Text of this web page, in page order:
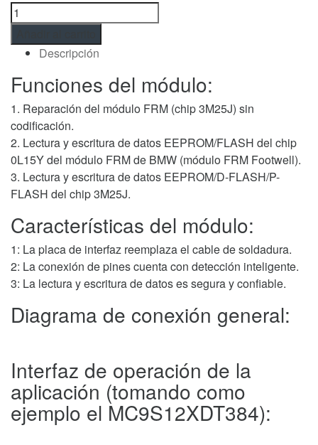
Módulo
ACDP-
208
Módulo
FRM
cantidad
Descripción
Funciones del módulo:
1. Reparación del módulo FRM (chip 3M25J) sin
codificación.
2. Lectura y escritura de datos EEPROM/FLASH del chip
0L15Y del módulo FRM de BMW (módulo FRM Footwell).
3. Lectura y escritura de datos EEPROM/D-FLASH/P-
FLASH del chip 3M25J.
Características del módulo:
1: La placa de interfaz reemplaza el cable de soldadura.
2: La conexión de pines cuenta con detección inteligente.
3: La lectura y escritura de datos es segura y confiable.
Diagrama de conexión general:
Interfaz de operación de la
aplicación (tomando como
ejemplo el MC9S12XDT384):